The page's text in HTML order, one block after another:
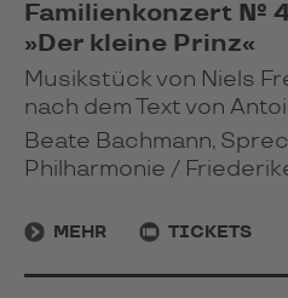
Familienkonzert №
»Der kleine Prinz«
Musikstück von Niels
nach dem Text von
Beate Bachmann,
Philharmonie /
MEHR TICKETS